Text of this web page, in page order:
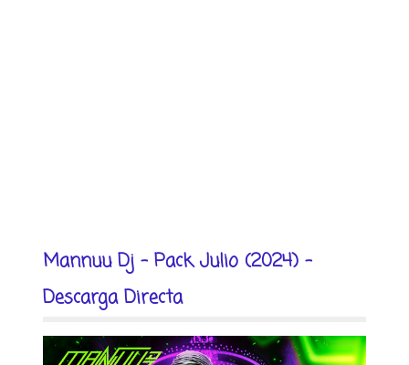
Mannuu Dj - Pack Julio (2024) -
Descarga Directa